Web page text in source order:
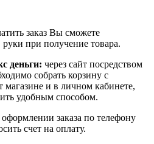
заказ Вы сможете
при получение товара.
деньги: через сайт посредством
собрать корзину с
и в личном кабинете,
удобным способом.
заказа по телефону
счет на оплату.